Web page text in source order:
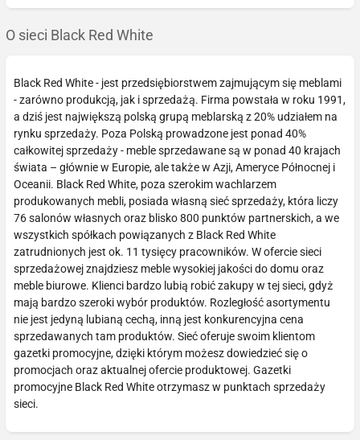
O sieci Black Red White
Black Red White - jest przedsiębiorstwem zajmującym się meblami
- zarówno produkcją, jak i sprzedażą. Firma powstała w roku 1991,
a dziś jest największą polską grupą meblarską z 20% udziałem na
rynku sprzedaży. Poza Polską prowadzone jest ponad 40%
całkowitej sprzedaży - meble sprzedawane są w ponad 40 krajach
świata – głównie w Europie, ale także w Azji, Ameryce Północnej i
Oceanii. Black Red White, poza szerokim wachlarzem
produkowanych mebli, posiada własną sieć sprzedaży, która liczy
76 salonów własnych oraz blisko 800 punktów partnerskich, a we
wszystkich spółkach powiązanych z Black Red White
zatrudnionych jest ok. 11 tysięcy pracowników. W ofercie sieci
sprzedażowej znajdziesz meble wysokiej jakości do domu oraz
meble biurowe. Klienci bardzo lubią robić zakupy w tej sieci, gdyż
mają bardzo szeroki wybór produktów. Rozległość asortymentu
nie jest jedyną lubianą cechą, inną jest konkurencyjna cena
sprzedawanych tam produktów. Sieć oferuje swoim klientom
gazetki promocyjne, dzięki którym możesz dowiedzieć się o
promocjach oraz aktualnej ofercie produktowej. Gazetki
promocyjne Black Red White otrzymasz w punktach sprzedaży
sieci.